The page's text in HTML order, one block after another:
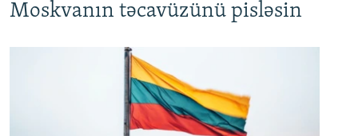
Moskvanın təcavüzünü pisləsin